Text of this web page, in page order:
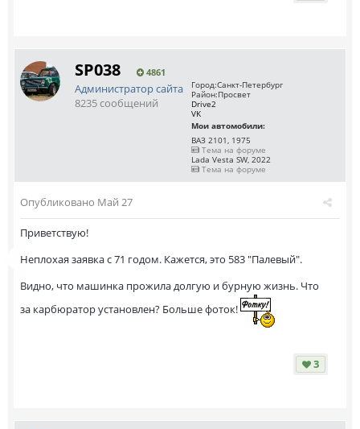
SP038 4861
Администратор сайта
8235 сообщений
Город:Санкт-Петербург
Район:Просвет
Drive2
VK
Мои автомобили:
ВАЗ 2101, 1975
Тема на форуме
Lada Vesta SW, 2022
Тема на форуме
Опубликовано Май 27
Приветствую!
Неплохая заявка с 71 годом. Кажется, это 583 "Палевый".
Видно, что машинка прожила долгую и бурную жизнь. Что
за карбюратор установлен? Больше фоток!
3